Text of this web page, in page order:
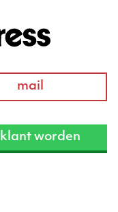
mail
klant worden